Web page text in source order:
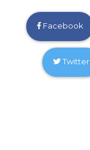
Facebook
Twitter